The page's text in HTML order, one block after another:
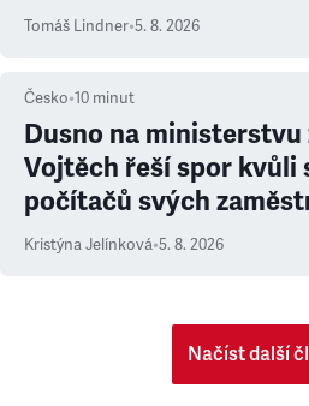
Tomáš Lindner•5. 8. 2026
Česko•10 minut
Dusno na
Vojtěch řeší spor kvůli
počítačů svých
Kristýna Jelínková•5. 8. 2026
Načíst další